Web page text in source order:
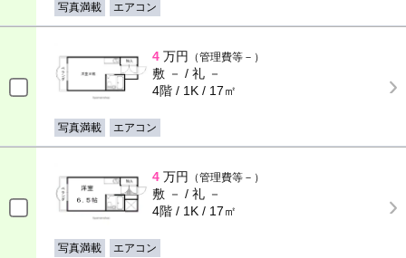
写真満載 エアコン
4 万円 （管理費等－）
敷 － / 礼 －
4階 / 1K / 17㎡
写真満載 エアコン
4 万円 （管理費等－）
敷 － / 礼 －
4階 / 1K / 17㎡
写真満載 エアコン